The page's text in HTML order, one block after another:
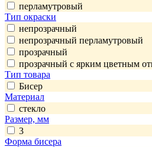
перламутровый
Тип окраски
непрозрачный
непрозрачный перламутровый
прозрачный
прозрачный с ярким цветным
Тип товара
Бисер
Материал
стекло
Размер, мм
3
Форма бисера